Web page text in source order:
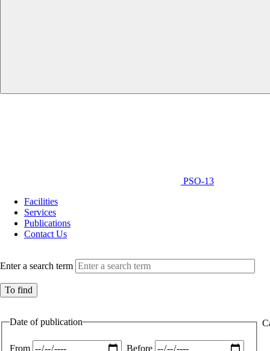
PSO-13
Facilities
Services
Publications
Contact Us
Enter a search term
Date of publication
From Before